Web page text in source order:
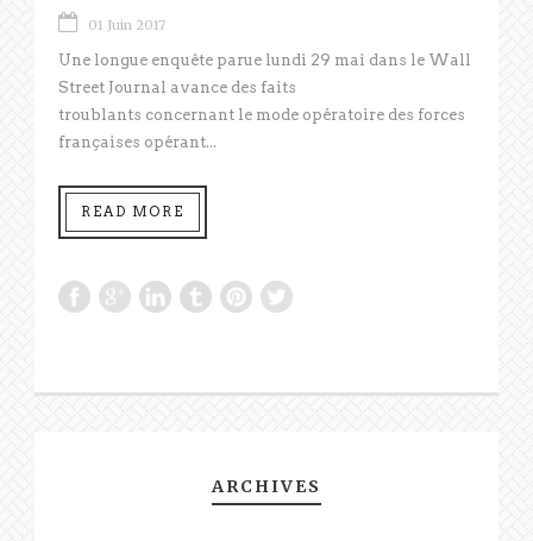
01 Juin 2017
Une longue enquête parue lundi 29 mai dans le Wall
Street Journal avance des faits
troublants concernant le mode opératoire des forces
françaises opérant...
READ MORE
ARCHIVES